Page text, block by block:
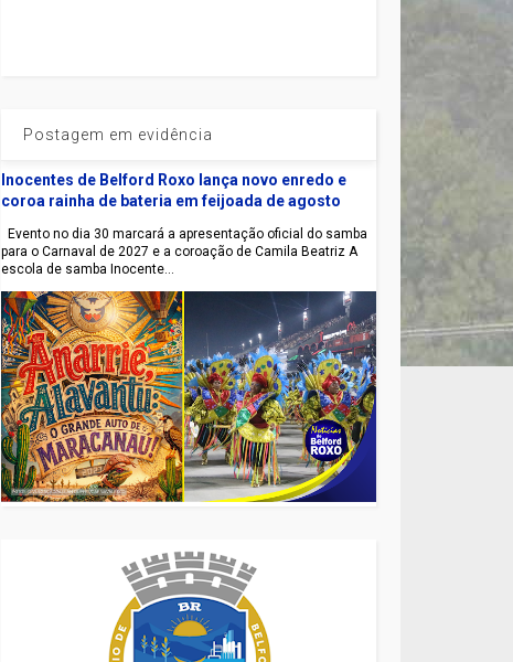
Postagem em evidência
Inocentes de Belford Roxo lança novo enredo e
coroa rainha de bateria em feijoada de agosto
Evento no dia 30 marcará a apresentação oficial do samba
para o Carnaval de 2027 e a coroação de Camila Beatriz A
escola de samba Inocente...